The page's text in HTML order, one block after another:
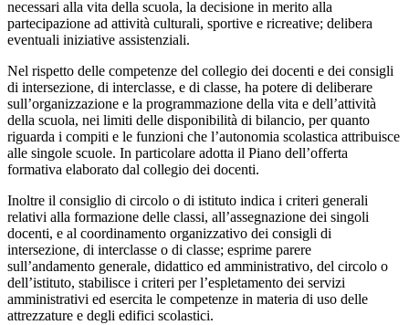
necessari alla vita della scuola, la decisione in merito alla
partecipazione ad attività culturali, sportive e ricreative; delibera
eventuali iniziative assistenziali.
Nel rispetto delle competenze del collegio dei docenti e dei consigli
di intersezione, di interclasse, e di classe, ha potere di deliberare
sull’organizzazione e la programmazione della vita e dell’attività
della scuola, nei limiti delle disponibilità di bilancio, per quanto
riguarda i compiti e le funzioni che l’autonomia scolastica attribuisce
alle singole scuole. In particolare adotta il Piano dell’offerta
formativa elaborato dal collegio dei docenti.
Inoltre il consiglio di circolo o di istituto indica i criteri generali
relativi alla formazione delle classi, all’assegnazione dei singoli
docenti, e al coordinamento organizzativo dei consigli di
intersezione, di interclasse o di classe; esprime parere
sull’andamento generale, didattico ed amministrativo, del circolo o
dell’istituto, stabilisce i criteri per l’espletamento dei servizi
amministrativi ed esercita le competenze in materia di uso delle
attrezzature e degli edifici scolastici.